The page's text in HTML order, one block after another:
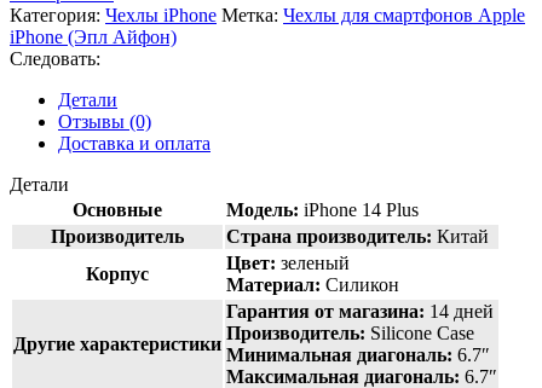
Категория: Чехлы iPhone Метка: Чехлы для смартфонов Apple
iPhone (Эпл Айфон)
Следовать:
Детали
Отзывы (0)
Доставка и оплата
Детали
Основные
Модель: iPhone 14 Plus
Производитель
Страна производитель: Китай
Корпус
Цвет: зеленый
Материал: Силикон
Другие характеристики
Гарантия от магазина: 14 дней
Производитель: Silicone Case
Минимальная диагональ: 6.7″
Максимальная диагональ: 6.7″